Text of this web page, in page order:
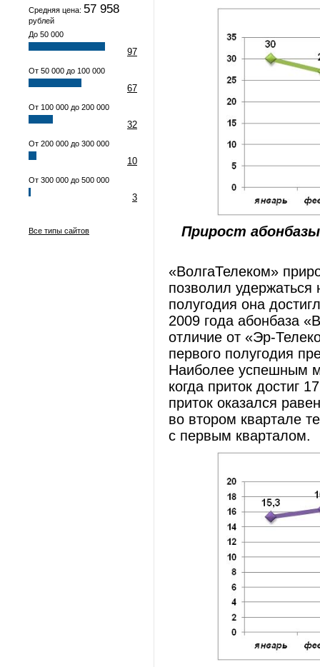
Средняя цена: 57 958
рублей
До 50 000
97
От 50 000 до 100 000
67
От 100 000 до 200 000
32
От 200 000 до 300 000
10
От 300 000 до 500 000
3
Все типы сайтов Прирост
«ВолгаТелеком»
позволил
полугодия она
2009 года абонбаза
отличие от «Эр-
первого полугодия
Наиболее успешным
когда приток достиг
приток оказался
во втором квартале
с первым кварталом.